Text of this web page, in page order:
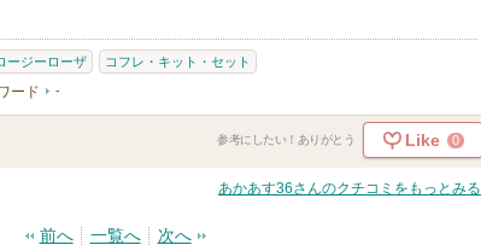
ージーローザ コフレ・キット・セット
ード -
参考にしたい！ありがとう Like 0
あかあす36さんのクチコミをもっとみる
前へ 一覧へ 次へ